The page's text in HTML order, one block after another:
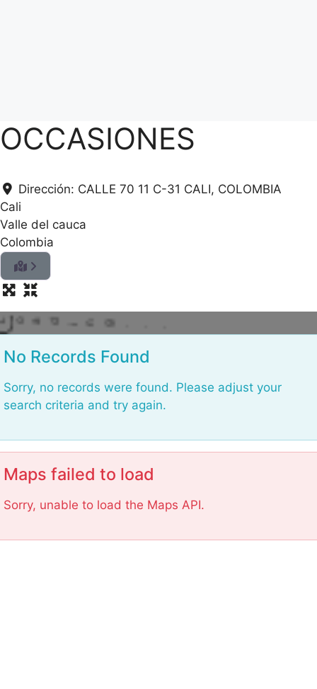
OCCASIONES
Dirección: CALLE 70 11 C-31 CALI, COLOMBIA
Cali
Valle del cauca
Colombia
o
No Records Found
Sorry, no records were found. Please adjust your
search criteria and try again.
Maps failed to load
Sorry, unable to load the Maps API.